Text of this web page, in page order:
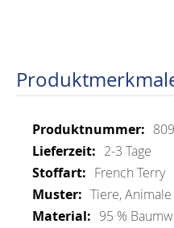
Mehr
Informationen2-3 Tage
French Terry
Tiere, Animale
95 %